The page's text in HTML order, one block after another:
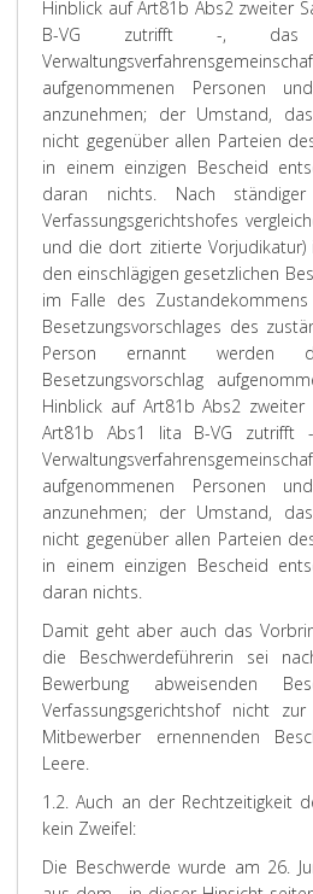
Hinblick auf Art81b Abs2 zweiter
B-VG zutrifft -, das
aufgenommenen Personen
anzunehmen; der Umstand,
nicht gegenüber allen Parteien
in einem einzigen Bescheid
daran nichts.Nach ständiger
Verfassungsgerichtshofes
und die dort zitierte Vorjudikatur)
den einschlägigen gesetzlichen
im Falle des
Besetzungsvorschlages des
Person ernannt
Besetzungsvorschlag
Hinblick auf Art81b Abs2
Art81b Abs1 lita B-VG zutrifft
aufgenommenen Personen
anzunehmen; der Umstand,
nicht gegenüber allen Parteien
in einem einzigen Bescheid
daran nichts.
Damit geht aber auch das
die Beschwerdeführerin sei
Bewerbung abweisenden
Verfassungsgerichtshof nicht
Mitbewerber ernennenden
Leere.
1.2. Auch an der Rechtzeitigkeit
kein Zweifel:
Die Beschwerde wurde am 26.